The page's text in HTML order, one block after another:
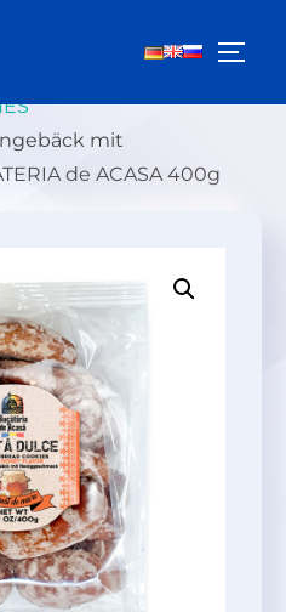
mit
de ACASA 400g